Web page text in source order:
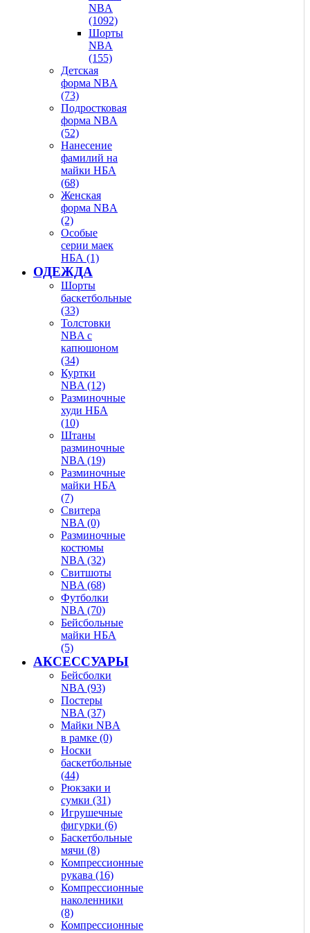
NBA
(1092)
Шорты
NBA
(155)
Детская
форма NBA
(73)
Подростковая
форма NBA
(52)
Нанесение
фамилий на
майки НБА
(68)
Женская
форма NBA
(2)
Особые
серии маек
НБА (1)
ОДЕЖДА
Шорты
баскетбольные
(33)
Толстовки
NBA с
капюшоном
(34)
Куртки
NBA (12)
Разминочные
худи НБА
(10)
Штаны
разминочные
NBA (19)
Разминочные
майки НБА
(7)
Свитера
NBA (0)
Разминочные
костюмы
NBA (32)
Свитшоты
NBA (68)
Футболки
NBA (70)
Бейсбольные
майки НБА
(5)
АКСЕССУАРЫ
Бейсболки
NBA (93)
Постеры
NBA (37)
Майки NBA
в рамке (0)
Носки
баскетбольные
(44)
Рюкзаки и
сумки (31)
Игрушечные
фигурки (6)
Баскетбольные
мячи (8)
Компрессионные
рукава (16)
Компрессионные
наколенники
(8)
Компрессионные